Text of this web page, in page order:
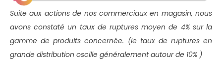
Suite aux actions de nos commerciaux en magasin, nous
avons constaté un taux de ruptures moyen de 4% sur la
gamme de produits concernée. (le taux de ruptures en
grande distribution oscille généralement autour de 10% )